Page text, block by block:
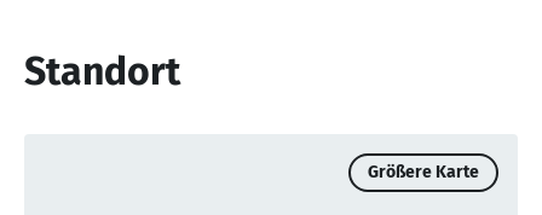
Standort
Größere Karte